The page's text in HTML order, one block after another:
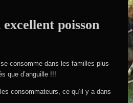
poisson
se consomme dans les familles plus
que d’anguille !!!
consommateurs, ce qu’il y a dans